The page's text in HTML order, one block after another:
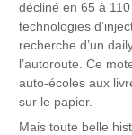
décliné en 65 à
technologies
recherche d’un
l’autoroute. Ce
auto-écoles aux
sur le papier.
Mais toute belle